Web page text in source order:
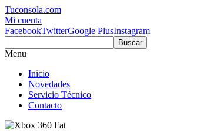
Tuconsola.com
Mi cuenta
FacebookTwitterGoogle PlusInstagram
Buscar
Menu
Inicio
Novedades
Servicio Técnico
Contacto